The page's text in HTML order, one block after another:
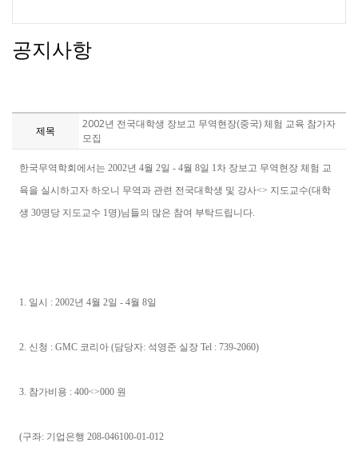
공지사항
제목
2002년 전국대학생 장보고 무역현장(중국) 체험 교육 참가자
모집
한국무역학회에서는 2002년 4월 2일 - 4월 8일 1차 장보고 무역현장 체험 교
육을 실시하고자 하오니 무역과 관련 전국대학생 및 강사<> 지도교수(대학
생 30명당 지도교수 1명)님들의 많은 참여 부탁드립니다.
1. 일시 : 2002년 4월 2일 - 4월 8일
2. 신청 : GMC 코리아 (담당자: 석영준 실장 Tel : 739-2060)
3. 참가비용 : 400<>000 원
(구좌: 기업은행 208-046100-01-012